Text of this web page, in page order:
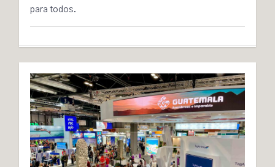
para todos.